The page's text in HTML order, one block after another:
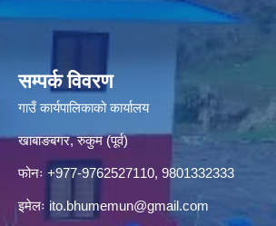
सम्पर्क विवरण
गाउँ कार्यपालिकाको कार्यालय
खाबाङबगर, रुकुम (पूर्व)
फोनः +977-9762527110, 9801332333
इमेलः ito.bhumemun@gmail.com